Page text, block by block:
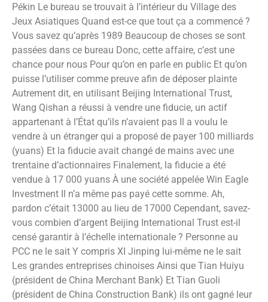
Pékin Le bureau se trouvait à l’intérieur du Village des
Jeux Asiatiques Quand est-ce que tout ça a commencé ?
Vous savez qu’après 1989 Beaucoup de choses se sont
passées dans ce bureau Donc, cette affaire, c’est une
chance pour nous Pour qu’on en parle en public Et qu’on
puisse l’utiliser comme preuve afin de déposer plainte
Autrement dit, en utilisant Beijing International Trust,
Wang Qishan a réussi à vendre une fiducie, un actif
appartenant à l’État qu’ils n’avaient pas Il a voulu le
vendre à un étranger qui a proposé de payer 100 milliards
(yuans) Et la fiducie avait changé de mains avec une
trentaine d’actionnaires Finalement, la fiducie a été
vendue à 17 000 yuans À une société appelée Win Eagle
Investment Il n’a même pas payé cette somme. Ah,
pardon c’était 13000 au lieu de 17000 Cependant, savez-
vous combien d’argent Beijing International Trust est-il
censé garantir à l’échelle internationale ? Personne au
PCC ne le sait Y compris XI Jinping lui-même ne le sait
Les grandes entreprises chinoises Ainsi que Tian Huiyu
(président de China Merchant Bank) Et Tian Guoli
(président de China Construction Bank) ils ont gagné leur